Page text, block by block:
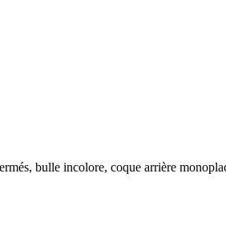
bulle incolore, coque arrière